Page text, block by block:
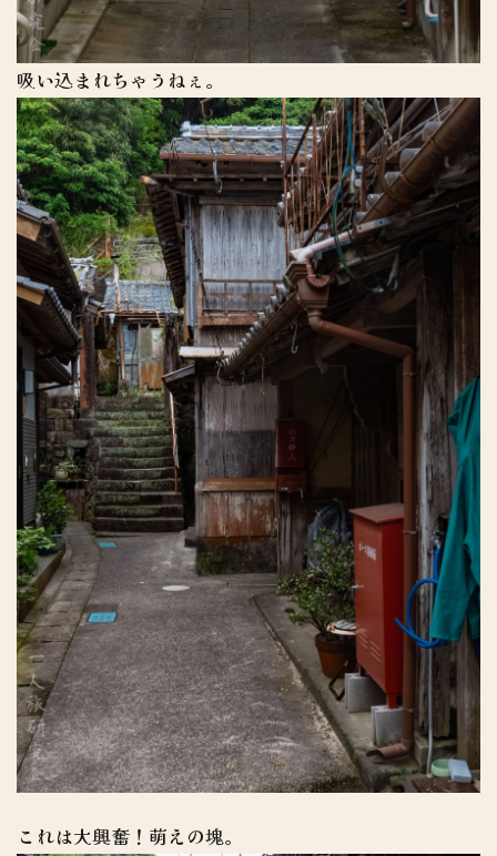
吸い込まれちゃうねぇ。
これは大興奮！萌えの塊。